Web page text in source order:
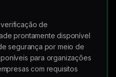
de
prontamente disponível
segurança por meio de
para organizações
com requisitos